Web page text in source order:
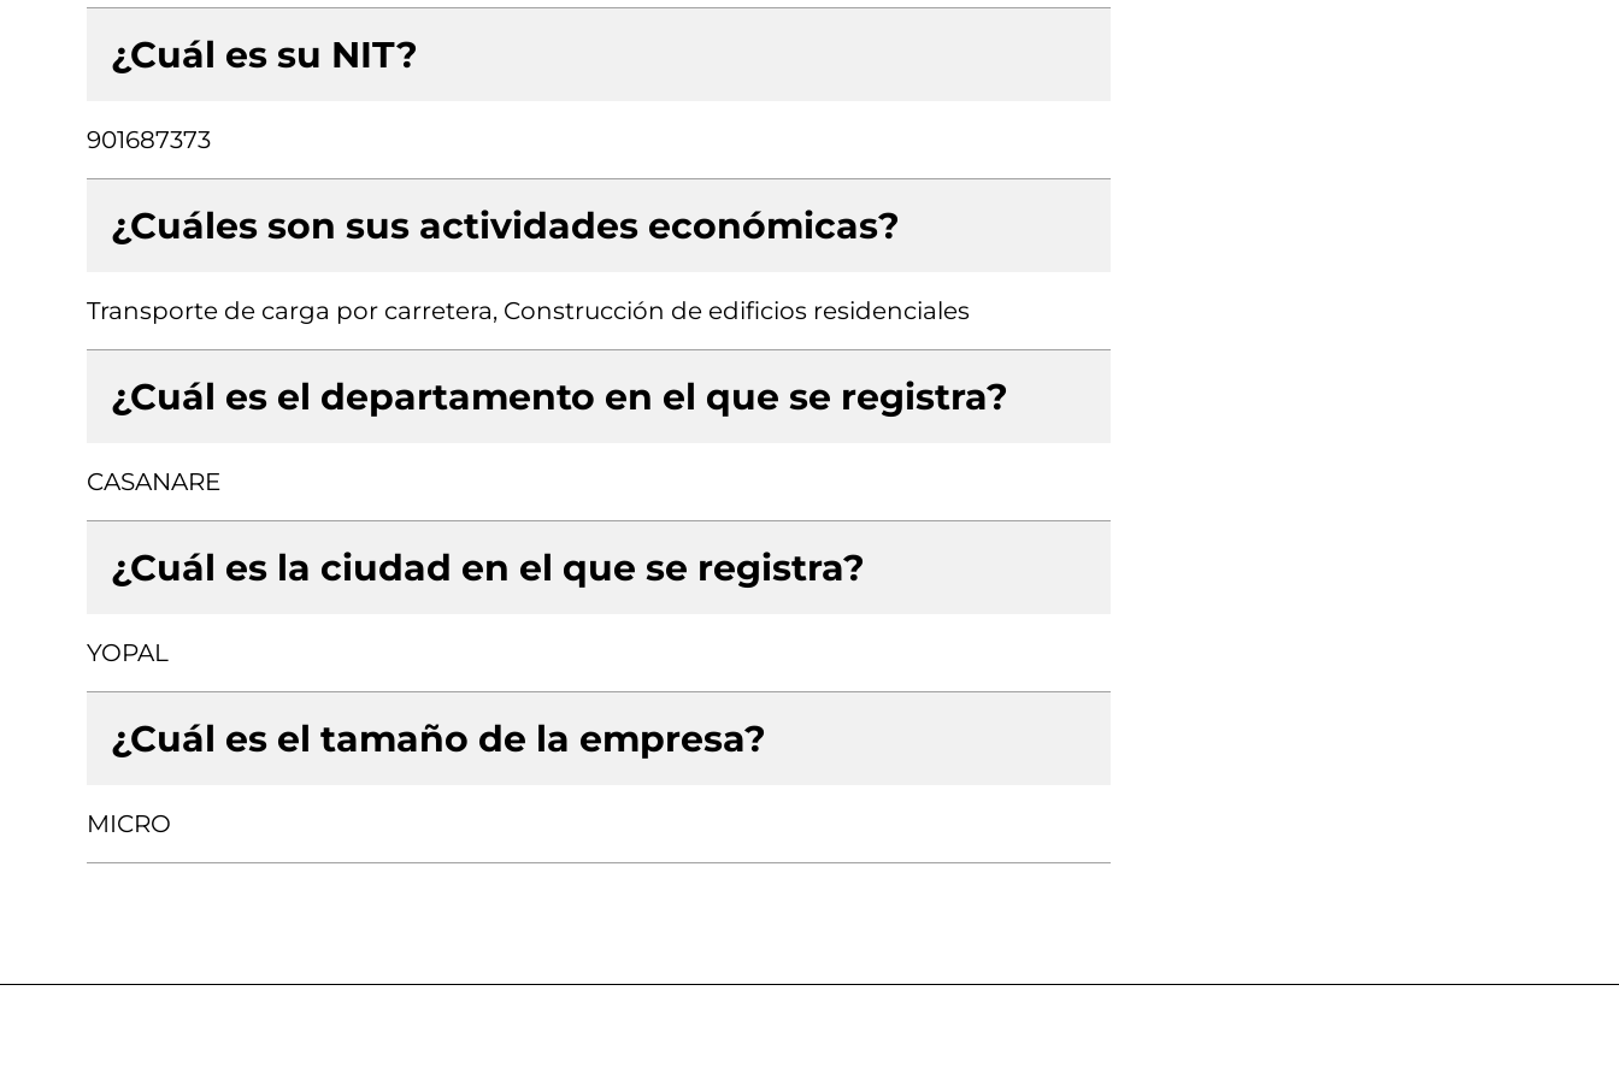
¿Cuál es su NIT?
901687373
¿Cuáles son sus actividades económicas?
Transporte de carga por carretera, Construcción de edificios residenciales
¿Cuál es el departamento en el que se registra?
CASANARE
¿Cuál es la ciudad en el que se registra?
YOPAL
¿Cuál es el tamaño de la empresa?
MICRO